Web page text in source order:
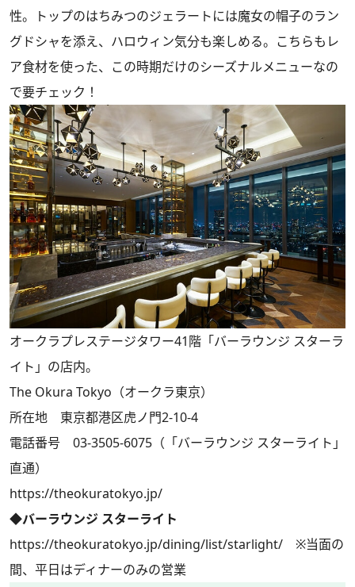
性。トップのはちみつのジェラートには魔女の帽子のラン
グドシャを添え、ハロウィン気分も楽しめる。こちらもレ
ア食材を使った、この時期だけのシーズナルメニューなの
で要チェック！
オークラプレステージタワー41階「バーラウンジ スターラ
イト」の店内。
The Okura Tokyo（オークラ東京）
所在地 東京都港区虎ノ門2-10-4
電話番号 03-3505-6075（「バーラウンジ スターライト」
直通）
https://theokuratokyo.jp/
◆バーラウンジ スターライト
https://theokuratokyo.jp/dining/list/starlight/ ※当面の
間、平日はディナーのみの営業